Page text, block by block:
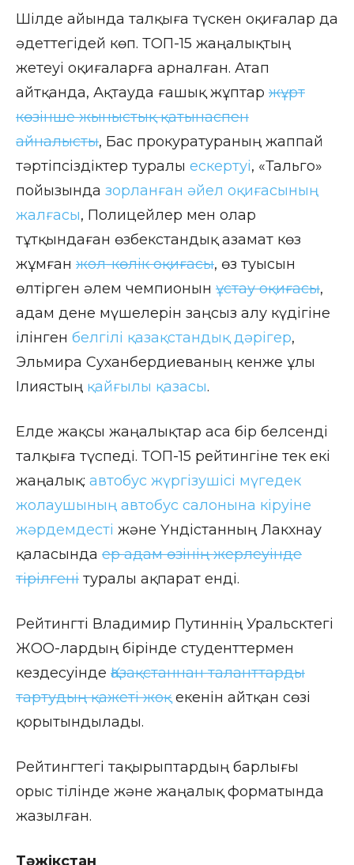
Шілде айында талқыға түскен оқиғалар да
әдеттегідей көп. ТОП-15 жаңалықтың
жетеуі оқиғаларға арналған. Атап
айтқанда, Ақтауда ғашық жұптар жұрт
көзінше жыныстық қатынаспен
айналысты, Бас прокуратураның жаппай
тәртіпсіздіктер туралы ескертуі, «Тальго»
пойызында зорланған әйел оқиғасының
жалғасы, Полицейлер мен олар
тұтқындаған өзбекстандық азамат көз
жұмған жол-көлік оқиғасы, өз туысын
өлтірген әлем чемпионын ұстау оқиғасы,
адам дене мүшелерін заңсыз алу күдігіне
ілінген белгілі қазақстандық дәрігер,
Эльмира Суханбердиеваның кенже ұлы
Ілиястың қайғылы қазасы.
Елде жақсы жаңалықтар аса бір белсенді
талқыға түспеді. ТОП-15 рейтингіне тек екі
жаңалық: автобус жүргізушісі мүгедек
жолаушының автобус салонына кіруіне
жәрдемдесті және Үндістанның Лакхнау
қаласында ер адам өзінің жерлеуінде
тірілгені туралы ақпарат енді.
Рейтингті Владимир Путиннің Уральсктегі
ЖОО-лардың бірінде студенттермен
кездесуінде Қазақстаннан таланттарды
тартудың қажеті жоқекенін айтқан сөзі
қорытындылады.
Рейтингтегі тақырыптардың барлығы
орыс тілінде және жаңалық форматында
жазылған.
Тәжікстан